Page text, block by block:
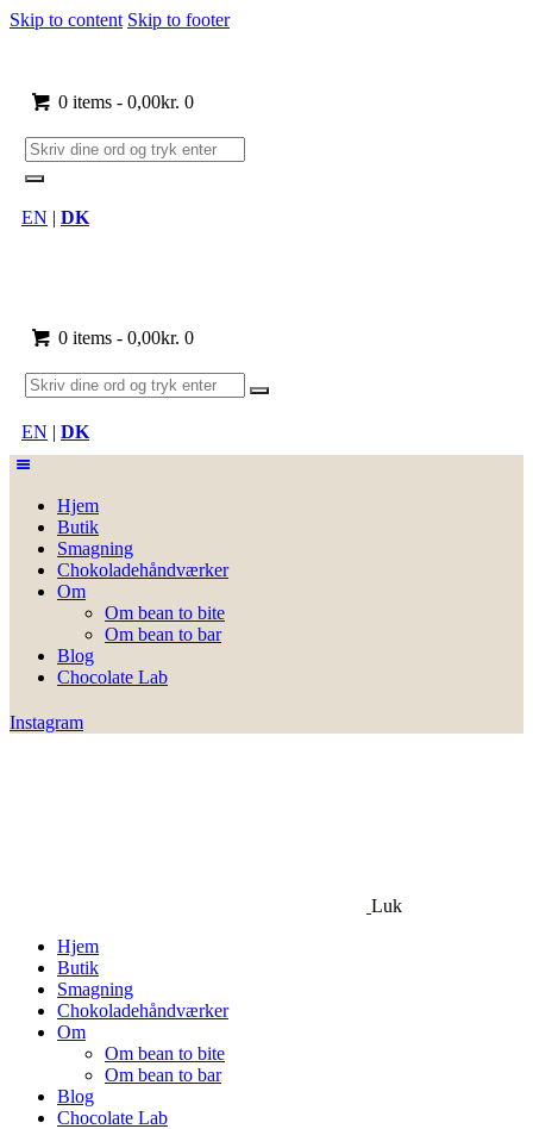
Skip to content Skip to footer
0 items -0,00kr. 0
EN | DK
0 items -0,00kr. 0
EN | DK
Hjem
Butik
Smagning
Chokoladehåndværker
Om
Om bean to bite
Om bean to bar
Blog
Chocolate Lab
Instagram
Luk
Hjem
Butik
Smagning
Chokoladehåndværker
Om
Om bean to bite
Om bean to bar
Blog
Chocolate Lab